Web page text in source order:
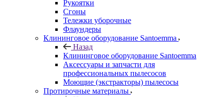
Рукоятки
Сгоны
Тележки уборочные
Флаундеры
Клининговое оборудование Santoemma
Назад
Клининговое оборудование Santoemma
Аксессуары и запчасти для
профессиональных пылесосов
Моющие (экстракторы) пылесосы
Протирочные материалы